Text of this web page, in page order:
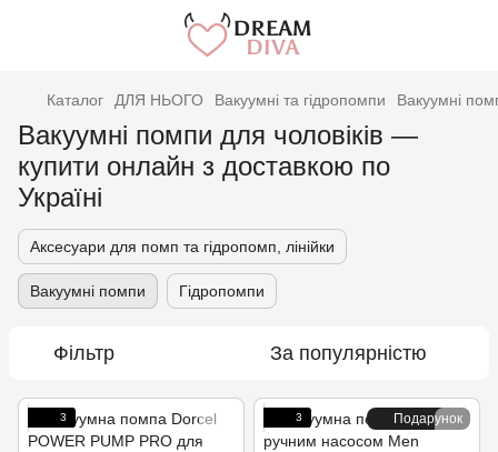
Каталог ДЛЯ НЬОГО Вакуумні та гідропомпи Вакуумні
Вакуумні помпи для чоловіків —
купити онлайн з доставкою по
Україні
Аксесуари для помп та гідропомп, лінійки
Вакуумні помпи Гідропомпи
Фільтр За популярністю
3 Подарунок
3